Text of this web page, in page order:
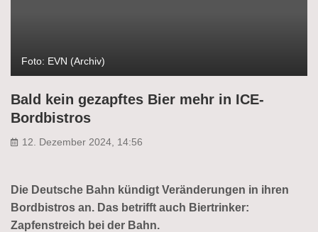
Foto: EVN (Archiv)
Bald kein gezapftes Bier mehr in ICE-
Bordbistros
12. Dezember 2024, 14:56
Die Deutsche Bahn kündigt Veränderungen in ihren
Bordbistros an. Das betrifft auch Biertrinker:
Zapfenstreich bei der Bahn.